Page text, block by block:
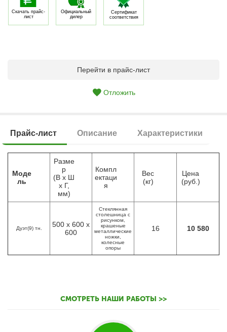
Скачать прайс-
лист
Официальный
дилер
Сертификат
соответствия
Перейти в прайс-лист
Отложить
Прайс-лист Описание Характеристики
Моде
ль
Разме
р
(В х Ш
х Г,
мм)
Компл
ектаци
я
Вес
(кг)
Цена
(руб.)
Дуэт(9) тн.
500 х 600 х
600
Стеклянная
столешница с
рисунком,
крашеные
металлические
ножки,
колесные
опоры
16 10 580
СМОТРЕТЬ НАШИ РАБОТЫ >>